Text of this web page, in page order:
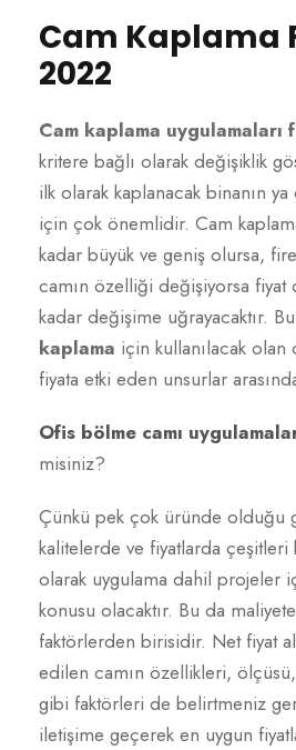
Cam Kaplama
2022
Cam kaplama uygulamaları
kritere bağlı olarak değişiklik
ilk olarak kaplanacak binanın
için çok önemlidir. Cam
kadar büyük ve geniş olursa,
camın özelliği değişiyorsa
kadar değişime uğrayacaktır.
kaplama için kullanılacak olan
fiyata etki eden unsurlar
Ofis bölme camı
misiniz?
Çünkü pek çok üründe olduğu
kalitelerde ve fiyatlarda çeşitleri
olarak uygulama dahil projeler
konusu olacaktır. Bu da
faktörlerden birisidir. Net fiyat
edilen camın özellikleri, ölçüsü,
gibi faktörleri de belirtmeniz
iletişime geçerek en uygun